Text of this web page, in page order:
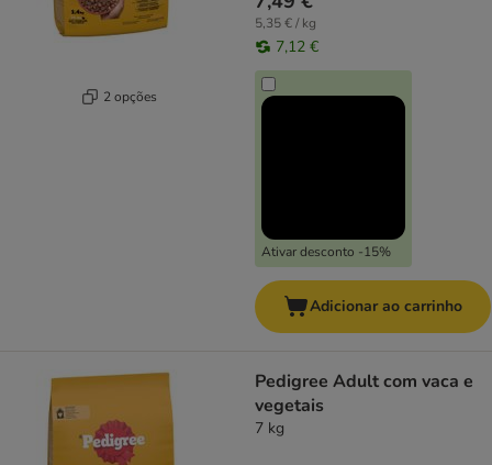
2 opções
5,35 € / kg
7,12 €
Ativar desconto -15%
Adicionar ao carrinho
Pedigree Adult com vaca e
vegetais
7 kg